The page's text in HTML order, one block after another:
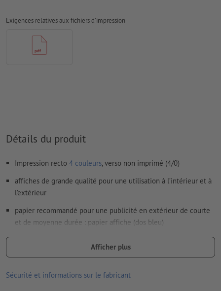
imprimés
Le contenu des
Exigences relatives aux fichiers d'impression
Détails du produit
Impression recto 4 couleurs, verso non imprimé (4/0)
affiches de grande qualité pour une utilisation à l’intérieur et à
l’extérieur
papier recommandé pour une publicité en extérieur de courte
et de moyenne durée : papier affiche (dos bleu)
les gouttes de pluie et les autres liquides perlent sur la
affiches collées en dessous de se voir par transparence
Afficher plus
Sécurité et informations sur le fabricant